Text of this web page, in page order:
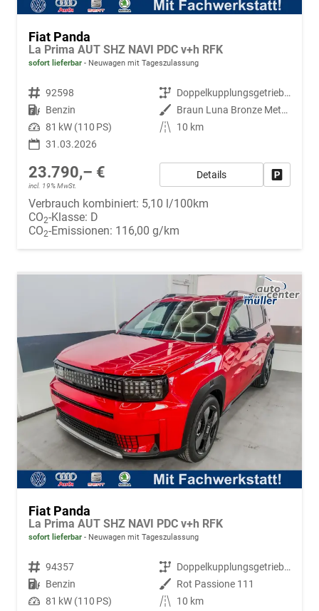
Fiat Panda
La Prima AUT SHZ NAVI PDC v+h RFK
sofort lieferbar Neuwagen mit Tageszulassung
Fahrzeugnr. 92598 Getriebe
Doppelkupplungsgetriebe (DSG)
Kraftstoff Benzin Außenfarbe
Braun Luna Bronze Metallic 724
Leistung 81 kW (110 PS) Kilometerstand
10 km
31.03.2026
23.790,– €
incl. 19% MwSt.
Details
Verbrauch kombiniert: 5,10 l/100km
CO2-Klasse: D
CO2-Emissionen: 116,00 g/km
Fiat Panda
La Prima AUT SHZ NAVI PDC v+h RFK
sofort lieferbar Neuwagen mit Tageszulassung
Fahrzeugnr. 94357 Getriebe
Doppelkupplungsgetriebe (DSG)
Kraftstoff Benzin Außenfarbe Rot Passione 111
Leistung 81 kW (110 PS) Kilometerstand
10 km